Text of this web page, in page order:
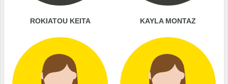
ROKIATOU KEITA KAYLA MONTAZ